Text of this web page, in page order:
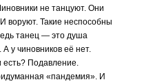
не танцуют. Они
И воруют. Такие неспособны
танец — это душа
у чиновников её нет.
есть? Подавление.
«пандемия». И